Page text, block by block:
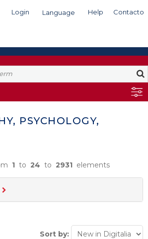
Login Language Help Contacto
PSYCHOLOGY,
1 to 24 to 2931 elements
Sort by: